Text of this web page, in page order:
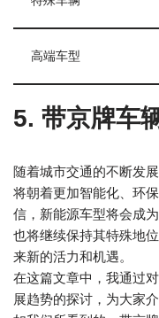
高端车型
5. 带京牌车
随着城市交通的不断发
将朝着更加智能化、环
信，新能源车型将会成
也将继续保持其特殊地
来新的活力和机遇。
在这篇文章中，我通过
展趋势的探讨，为大家